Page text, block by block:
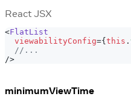
React JSX
<FlatList
viewabilityConfig={this .
//...
/>
minimumViewTime